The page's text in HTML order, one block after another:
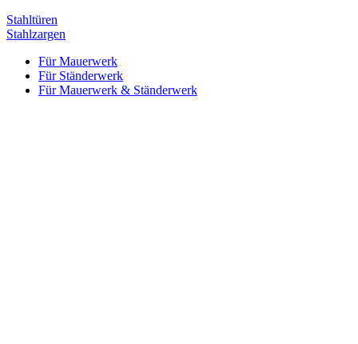
Stahltüren
Stahlzargen
Für Mauerwerk
Für Ständerwerk
Für Mauerwerk & Ständerwerk